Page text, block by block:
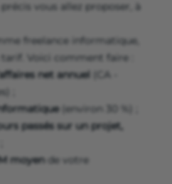
vous allez proposer, à
freelance informatique,
Voici comment faire :
net annuel (CA -
;
(environ 30 %) ;
passés sur un projet,
moyende votre